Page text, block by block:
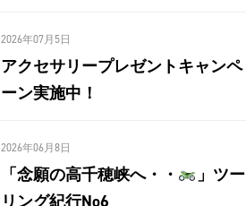
2026年07月5日
アクセサリープレゼントキャンペ
ーン実施中！
2026年06月8日
「念願の高千穂峡へ・・
」ツー
リング紀行No6